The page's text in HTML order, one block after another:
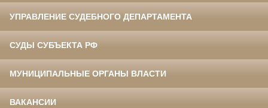
УПРАВЛЕНИЕ СУДЕБНОГО ДЕПАРТАМЕНТА
СУДЫ СУБЪЕКТА РФ
МУНИЦИПАЛЬНЫЕ ОРГАНЫ ВЛАСТИ
ВАКАНСИИ